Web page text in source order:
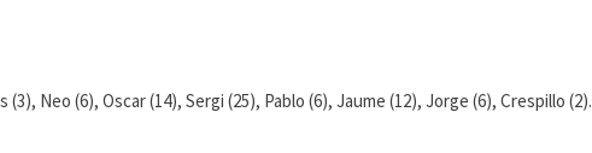
Neo (6), Oscar (14), Sergi (25), Pablo (6), Jaume (12), Jorge (6), Crespillo (2).